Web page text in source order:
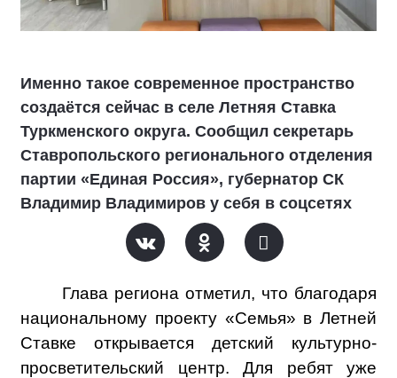
Именно такое современное пространство
создаётся сейчас в селе Летняя Ставка
Туркменского округа. Сообщил секретарь
Ставропольского регионального отделения
партии «Единая Россия», губернатор СК
Владимир Владимиров у себя в соцсетях
Глава региона отметил, что благодаря
национальному проекту «Семья» в Летней
Ставке открывается детский культурно-
просветительский центр. Для ребят уже